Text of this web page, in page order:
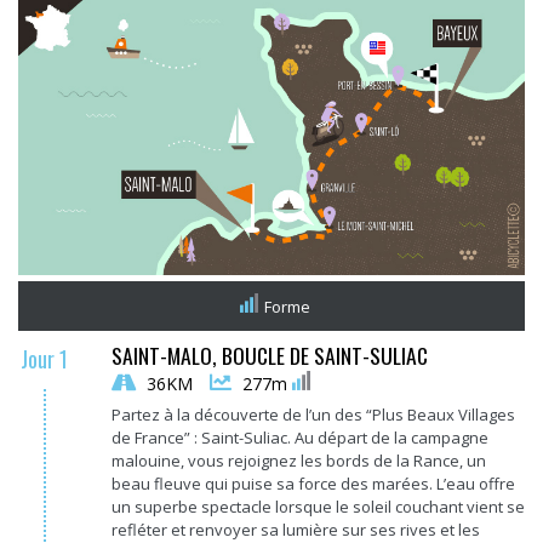
Forme
Jour 1 SAINT-MALO, BOUCLE DE SAINT-SULIAC
36KM 277m
Partez à la découverte de l’un des “Plus Beaux Villages
de France” : Saint-Suliac. Au départ de la campagne
malouine, vous rejoignez les bords de la Rance, un
beau fleuve qui puise sa force des marées. L’eau offre
un superbe spectacle lorsque le soleil couchant vient se
refléter et renvoyer sa lumière sur ses rives et les